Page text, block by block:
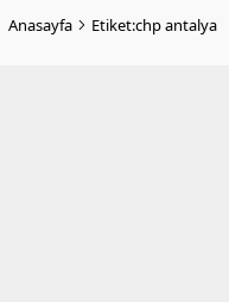
Anasayfa Etiket:chp antalya